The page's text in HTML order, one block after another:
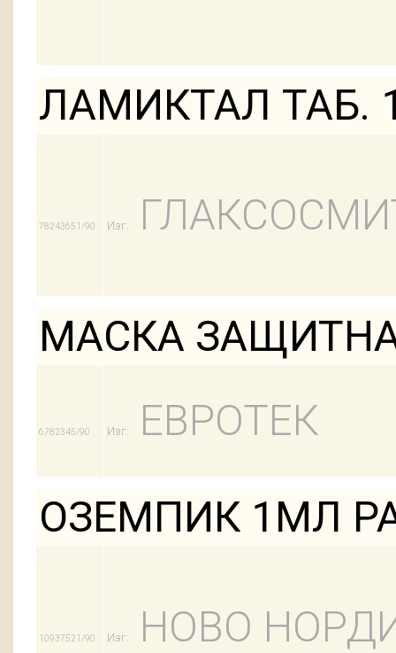
ЛАМИКТАЛ ТАБ.
78243651/90 Изг:
МАСКА
6782345/90 Изг:
ЕВРОТЕК
ОЗЕМПИК 1МЛ
10937521/90 Изг: НОВО